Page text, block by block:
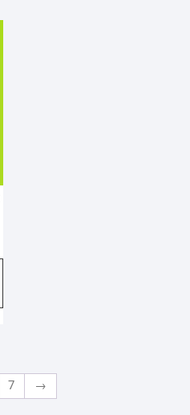
7 →